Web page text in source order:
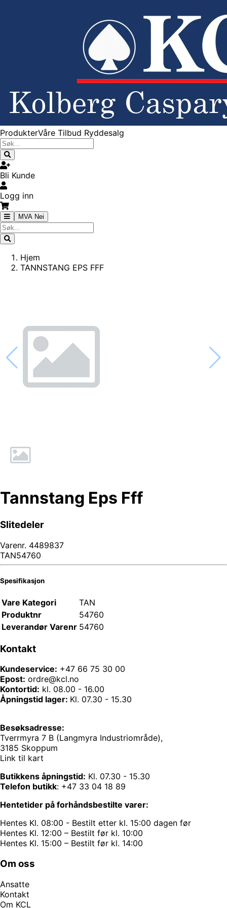
ProdukterVåre Tilbud Ryddesalg
Bli Kunde
Logg inn
MVA Nei
Hjem
TANNSTANG EPS FFF
Tannstang Eps Fff
Slitedeler
Varenr. 4489837
TAN54760
Spesifikasjon
Vare Kategori
TAN
Produktnr
54760
Leverandør Varenr 54760
Kontakt
Kundeservice: +47 66 75 30 00
Epost: ordre@kcl.no
Kontortid: kl. 08.00 - 16.00
Åpningstid lager: Kl. 07.30 - 15.30
Besøksadresse:
Tverrmyra 7 B (Langmyra Industriområde),
3185 Skoppum
Link til kart
Butikkens åpningstid: Kl. 07.30 - 15.30
Telefon butikk: +47 33 04 18 89
Hentetider på forhåndsbestilte varer:
Hentes Kl. 08:00 - Bestilt etter kl. 15:00 dagen før
Hentes Kl. 12:00 – Bestilt før kl. 10:00
Hentes Kl. 15:00 – Bestilt før kl. 14:00
Om oss
Ansatte
Kontakt
Om KCL